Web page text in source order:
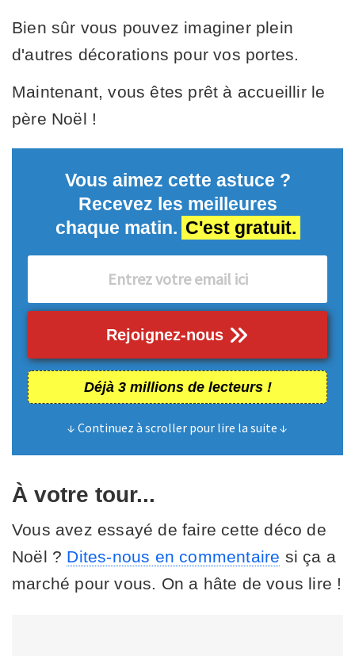
Bien sûr vous pouvez imaginer plein
d'autres décorations pour vos portes.
Maintenant, vous êtes prêt à accueillir le
père Noël !
Vous aimez cette astuce ?
Recevez les meilleures
chaque matin. C'est gratuit.
Rejoignez-nous
Déjà 3 millions de lecteurs !
↓ Continuez à scroller pour lire la suite ↓
À votre tour...
Vous avez essayé de faire cette déco de
Noël ? Dites-nous en commentaire si ça a
marché pour vous. On a hâte de vous lire !